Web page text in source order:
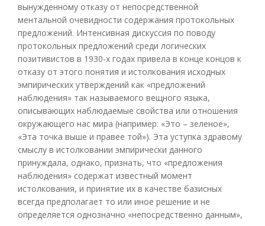
вынужденному отказу от непосредственной
ментальной очевидности содержания протокольных
предложений. Интенсивная дискуссия по поводу
протокольных предложений среди логических
позитивистов в 1930-х годах привела в конце концов к
отказу от этого понятия и истолкования исходных
эмпирических утверждений как «предложений
наблюдения» так называемого вещного языка,
описывающих наблюдаемые свойства или отношения
окружающего нас мира (например: «Это – зеленое»,
«Эта точка выше и правее той»). Эта уступка здравому
смыслу в истолковании эмпирически данного
принуждала, однако, признать, что «предложения
наблюдения» содержат известный момент
истолкования, и принятие их в качестве базисных
всегда предполагает то или иное решение и не
определяется однозначно «непосредственно данным»,